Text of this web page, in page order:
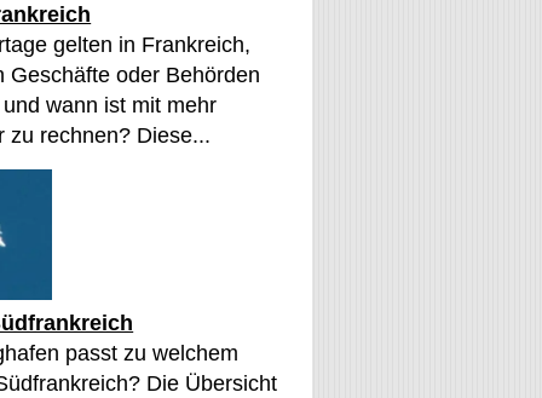
gelten in Frankreich,
Geschäfte oder Behörden
wann ist mit mehr
zu rechnen? Diese...
passt zu welchem
Die Übersicht